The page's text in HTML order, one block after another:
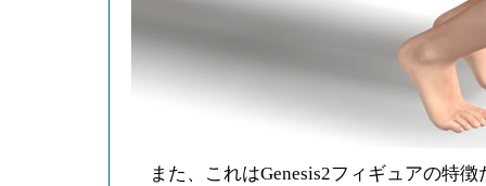
また、これはGenesis2フィギュアの特